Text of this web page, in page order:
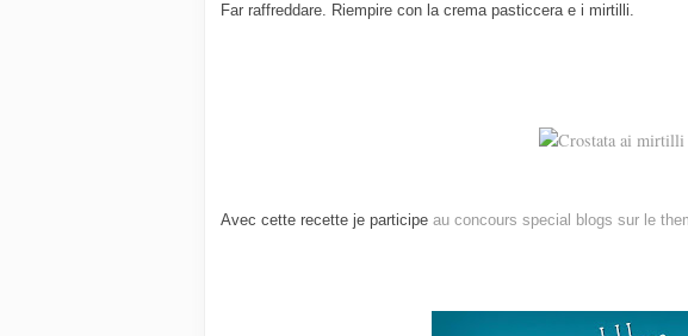
Far raffreddare. Riempire con la crema pasticcera e i mirtilli.
Avec cette recette je participe au concours special blogs sur le